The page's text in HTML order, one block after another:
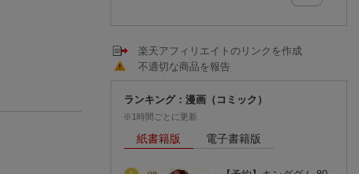
楽天アフィリエイトのリンクを作成
不適切な商品を報告
ランキング：漫画（コミック）
※1時間ごとに更新
紙書籍版 電子書籍版